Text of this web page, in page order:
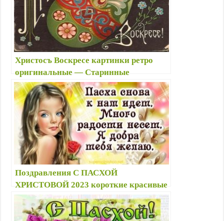
Христосъ Воскресе картинки ретро
оригинальные — Старинные
пасхальные открытки — Винтажные
открытки с Пасхой эксклюзивные
Поздравления С ПАСХОЙ
ХРИСТОВОЙ 2023 короткие красивые
в открытках, прозе, стихах — Скачать
видео с Пасхой бесплатно на телефон